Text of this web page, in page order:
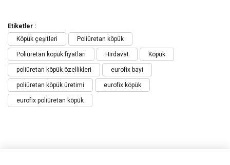
Etiketler :
Köpük çeşitleri
Poliüretan köpük
Poliüretan köpük fiyatları Hırdavat Köpük
poliüretan köpük özellikleri eurofix bayi
poliüretan köpük üretimi eurofix köpük
eurofix poliüretan köpük